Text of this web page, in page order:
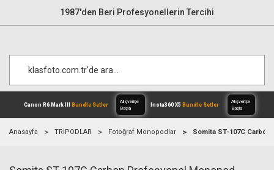
1987'den Beri Profesyonellerin Tercihi
Anasayfa TRİPODLAR Fotoğraf Monopodlar Somita ST-107C